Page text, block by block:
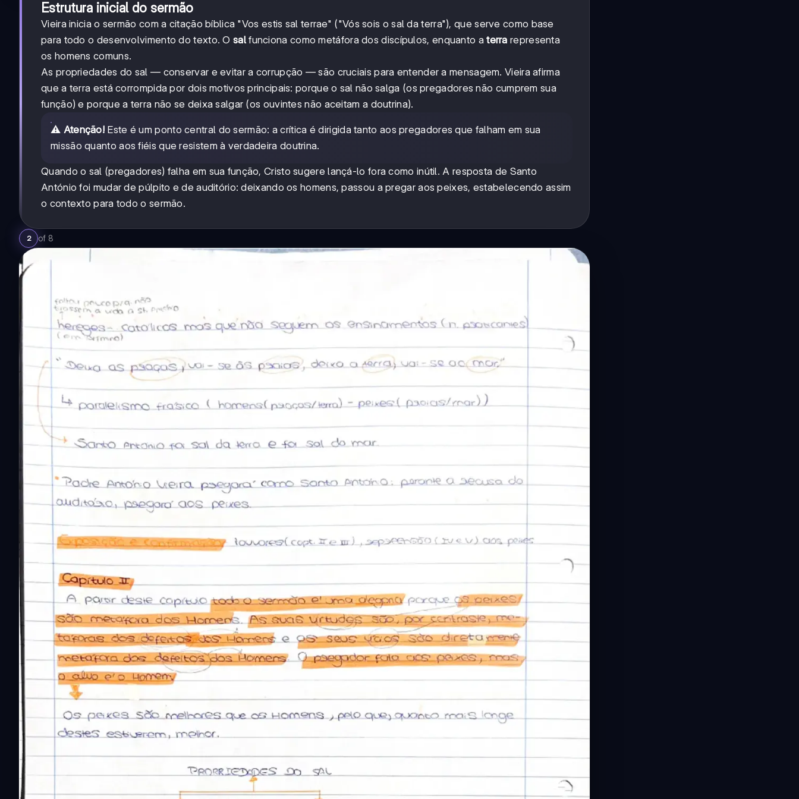
Estrutura inicial do sermão
Vieira inicia o sermão com a citação bíblica "Vos estis sal terrae" ("Vós sois o sal da terra"), que serve como base
para todo o desenvolvimento do texto. O salfunciona como metáfora dos discípulos, enquanto aterra representa
os homens comuns.
As propriedades do sal — conservar e evitar a corrupção — são cruciais para entender a mensagem. Vieira afirma
que a terra está corrompida por dois motivos principais: porque o sal não salga (os pregadores não cumprem sua
função) e porque a terra não se deixa salgar (os ouvintes não aceitam a doutrina).
⚠️ Atenção! Este é um ponto central do sermão: a crítica é dirigida tanto aos pregadores que falham em sua
missão quanto aos fiéis que resistem à verdadeira doutrina.
Quando o sal (pregadores) falha em sua função, Cristo sugere lançá-lo fora como inútil. A resposta de Santo
António foi mudar de púlpito e de auditório: deixando os homens, passou a pregar aos peixes, estabelecendo assim
o contexto para todo o sermão.
2 of 8